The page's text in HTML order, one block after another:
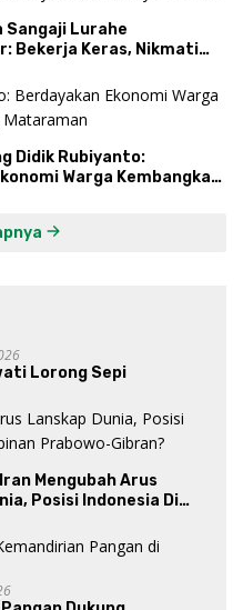
Sangaji Lurahe
Bekerja Keras, Nikmati
Didik Rubiyanto:
Warga Kembangkan
Lorong Sepi
Mengubah Arus
Posisi Indonesia Di